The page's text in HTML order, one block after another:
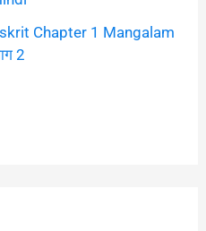
Chapter 1 Mangalam
2